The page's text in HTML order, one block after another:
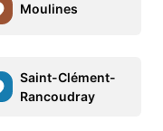
Moulines
Saint-Clément-
Rancoudray